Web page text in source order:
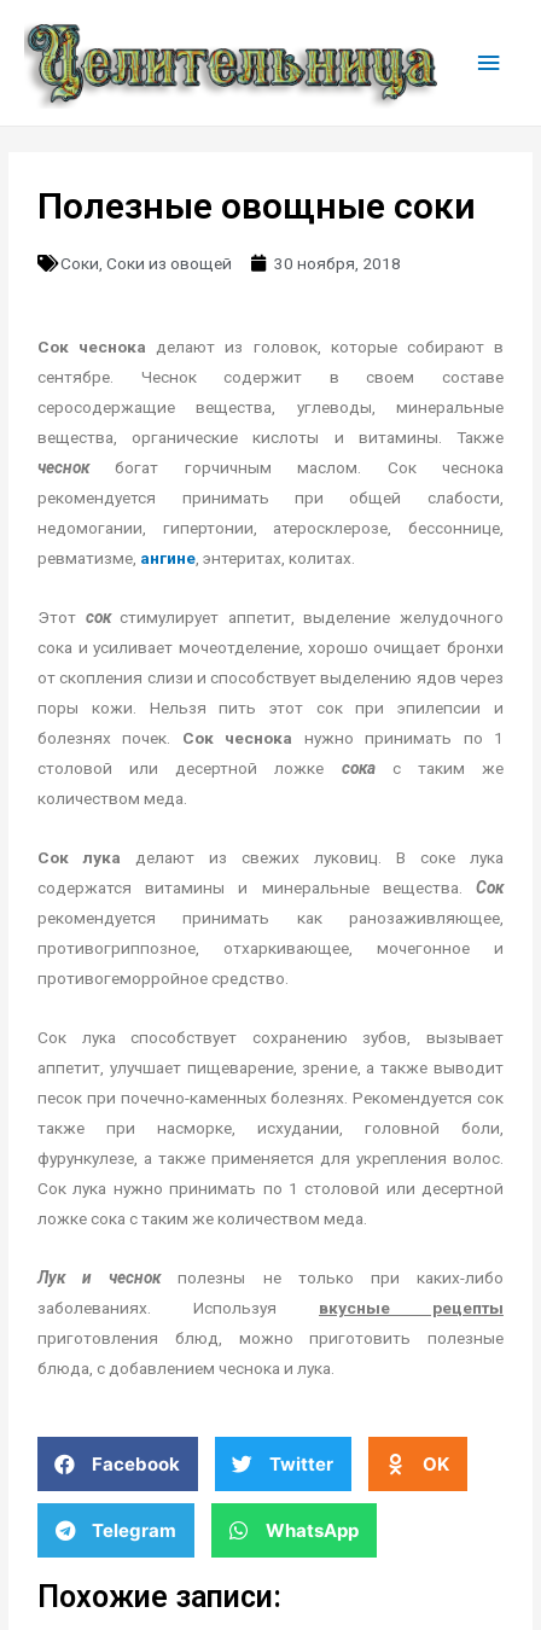
Полезные овощные соки
Соки ,Соки из овощей 30 ноября, 2018
Сок чеснока делают из головок, которые собирают в
сентябре. Чеснок содержит в своем составе
серосодержащие вещества, углеводы, минеральные
вещества, органические кислоты и витамины. Также
чеснокбогат горчичным маслом. Сок чеснока
рекомендуется принимать при общей слабости,
недомогании, гипертонии, атеросклерозе, бессоннице,
ревматизме, ангине , энтеритах, колитах.
Этот сокстимулирует аппетит, выделение желудочного
сока и усиливает мочеотделение, хорошо очищает бронхи
от скопления слизи и способствует выделению ядов через
поры кожи. Нельзя пить этот сок при эпилепсии и
болезнях почек. Сок чеснока нужно принимать по 1
столовой или десертной ложке сокас таким же
количеством меда.
Сок лука делают из свежих луковиц. В соке лука
содержатся витамины и минеральные вещества. Сок
рекомендуется принимать как ранозаживляющее,
противогриппозное, отхаркивающее, мочегонное и
противогеморройное средство.
Сок лука способствует сохранению зубов, вызывает
аппетит, улучшает пищеварение, зрение, а также выводит
песок при почечно-каменных болезнях. Рекомендуется сок
также при насморке, исхудании, головной боли,
фурункулезе, а также применяется для укрепления волос.
Сок лука нужно принимать по 1 столовой или десертной
ложке сока с таким же количеством меда.
Лук и чеснокполезны не только при каких-либо
заболеваниях. Используя вкусные рецепты
приготовления блюд, можно приготовить полезные
блюда, с добавлением чеснока и лука.
Facebook Twitter OK
Telegram WhatsApp
Похожие записи: